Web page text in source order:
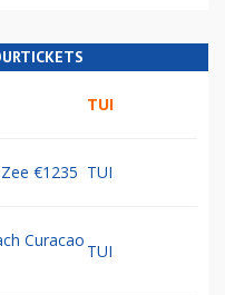
TUI
€1235 TUI
Curacao
TUI